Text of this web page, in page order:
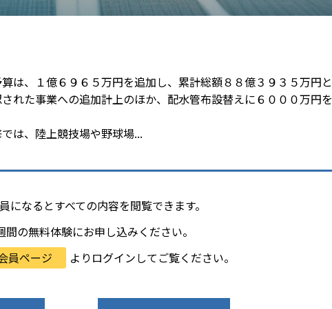
は、１億６９６５万円を追加し、累計総額８８億３９３５万円
れた事業への追加計上のほか、配水管布設替えに６０００万円
は、陸上競技場や野球場...
になるとすべての内容を閲覧できます。
間の無料体験にお申し込みください。
員ページ よりログインしてご覧ください。